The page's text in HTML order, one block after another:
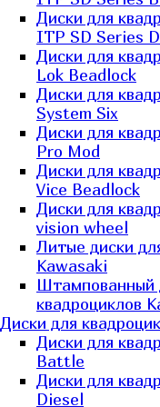
Диски для
ITP SD Series
Диски для
Lok Beadlock
Диски для
System Six
Диски для
Pro Mod
Диски для
Vice Beadlock
Диски для
vision wheel
Литые диски
Kawasaki​
Штампованный
квадроциклов
Диски для
Диски для
Battle
Диски для
Diesel